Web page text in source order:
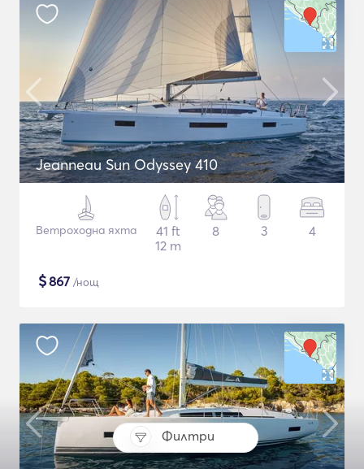
Филтри
Jeanneau Sun Odyssey 410
Ветроходна яхта
41 ft
12 m
8 3 4
$867 /нощ